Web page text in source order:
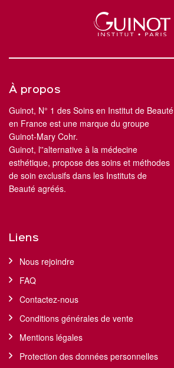
À propos
Guinot, N° 1 des Soins en Institut de Beauté
en France est une marque du groupe
Guinot-Mary Cohr.
Guinot, l''alternative à la médecine
esthétique, propose des soins et méthodes
de soin exclusifs dans les Instituts de
Beauté agréés.
Liens
Nous rejoindre
FAQ
Contactez-nous
Conditions générales de vente
Mentions légales
Protection des données personnelles